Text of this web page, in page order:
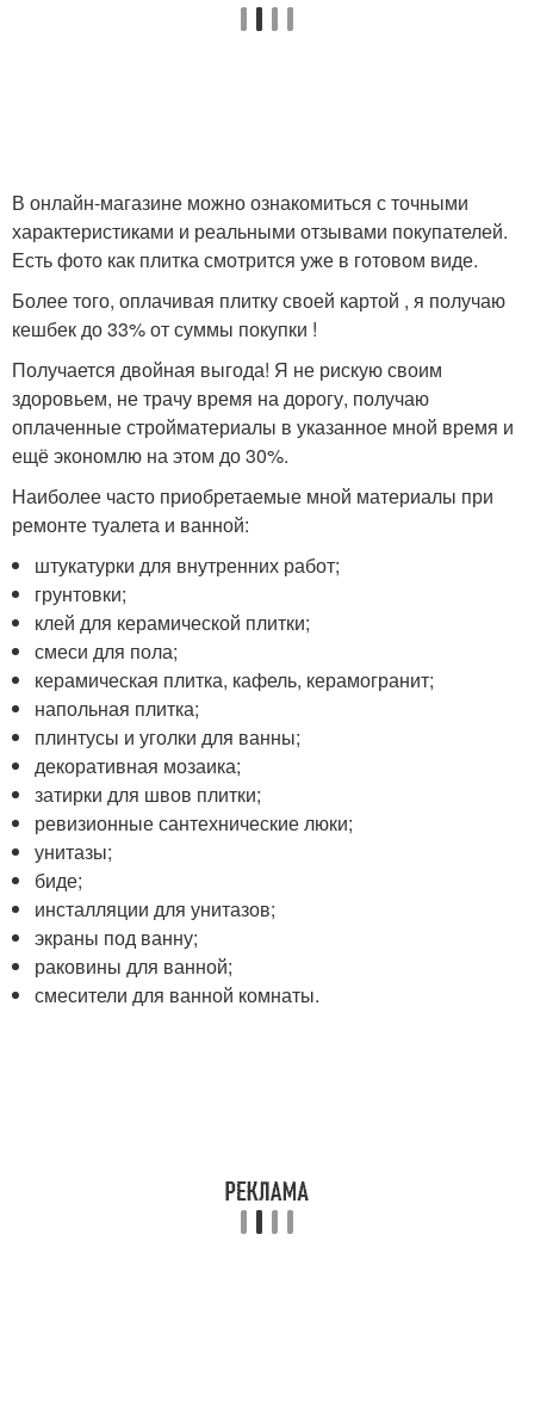
В онлайн-магазине можно ознакомиться с точными
характеристиками и реальными отзывами покупателей.
Есть фото как плитка смотрится уже в готовом виде.
Более того, оплачивая плитку своей картой , я получаю
кешбек до 33% от суммы покупки !
Получается двойная выгода! Я не рискую своим
здоровьем, не трачу время на дорогу, получаю
оплаченные стройматериалы в указанное мной время и
ещё экономлю на этом до 30%.
Наиболее часто приобретаемые мной материалы при
ремонте туалета и ванной:
штукатурки для внутренних работ;
грунтовки;
клей для керамической плитки;
смеси для пола;
керамическая плитка, кафель, керамогранит;
напольная плитка;
плинтусы и уголки для ванны;
декоративная мозаика;
затирки для швов плитки;
ревизионные сантехнические люки;
унитазы;
биде;
инсталляции для унитазов;
экраны под ванну;
раковины для ванной;
смесители для ванной комнаты.